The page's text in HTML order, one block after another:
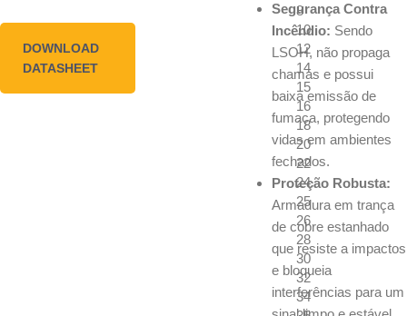
DOWNLOAD
DATASHEET
8
10
12
14
15
16
18
20
22
24
25
26
28
30
32
34
Segurança Contra
Incêndio: Sendo
LSOH, não propaga
chamas e possui
baixa emissão de
fumaça, protegendo
vidas em ambientes
fechados.
Proteção Robusta:
Armadura em trança
de cobre estanhado
que resiste a impactos
e bloqueia
interferências para um